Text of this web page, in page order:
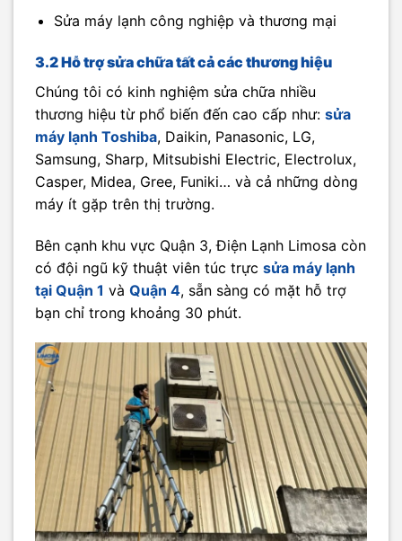
Sửa máy lạnh công nghiệp và thương mại
3.2 Hỗ trợ sửa chữa tất cả các thương hiệu
Chúng tôi có kinh nghiệm sửa chữa nhiều
thương hiệu từ phổ biến đến cao cấp như: sửa
máy lạnh Toshiba, Daikin, Panasonic, LG,
Samsung, Sharp, Mitsubishi Electric, Electrolux,
Casper, Midea, Gree, Funiki… và cả những dòng
máy ít gặp trên thị trường.
Bên cạnh khu vực Quận 3, Điện Lạnh Limosa còn
có đội ngũ kỹ thuật viên túc trực sửa máy lạnh
tại Quận 1 và Quận 4, sẵn sàng có mặt hỗ trợ
bạn chỉ trong khoảng 30 phút.